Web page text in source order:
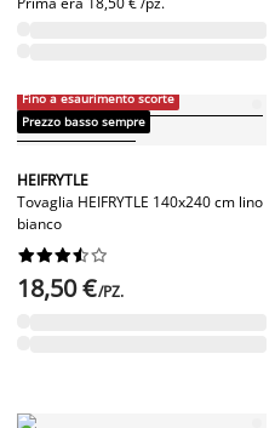
Fino a esaurimento scorte
Prezzo basso sempre
HEIFRYTLE
Tovaglia HEIFRYTLE 140x240 cm lino
bianco






18,50 €/PZ.